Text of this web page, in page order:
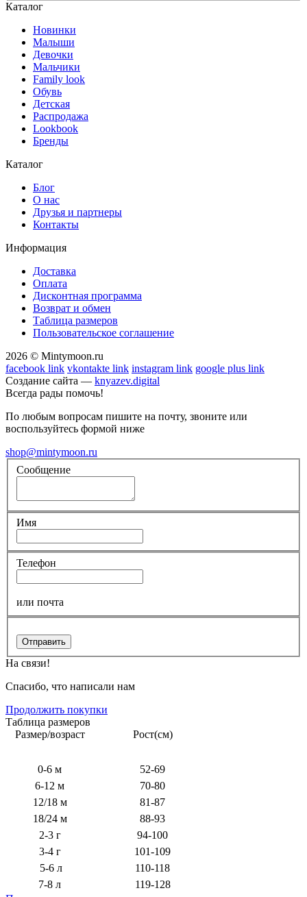
Каталог
Новинки
Малыши
Девочки
Мальчики
Family look
Обувь
Детская
Распродажа
Lookbook
Бренды
Каталог
Блог
О нас
Друзья и партнеры
Контакты
Информация
Доставка
Оплата
Дисконтная программа
Возврат и обмен
Таблица размеров
Пользовательское соглашение
2026 © Mintymoon.ru
facebook link vkontakte link instagram link google plus link
Создание сайта — knyazev.digital
Всегда рады помочь!
По любым вопросам пишите на почту, звоните или
воспользуйтесь формой ниже
shop@mintymoon.ru
Сообщение
Имя
Телефон
или почта
Отправить
На связи!
Спасибо, что написали нам
Продолжить покупки
Таблица размеров
Размер/возраст
Рост(см)
0-6 м
52-69
6-12 м
70-80
12/18 м
81-87
18/24 м
88-93
2-3 г
94-100
3-4 г
101-109
5-6 л
110-118
7-8 л
119-128